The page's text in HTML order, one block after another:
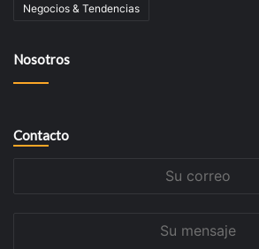
Negocios & Tendencias
Nosotros
Contacto